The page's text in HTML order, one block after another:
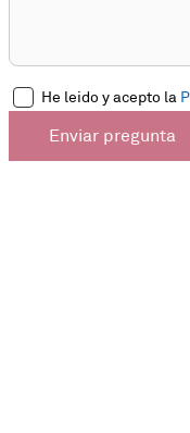
He leido y acepto la
Enviar pregunta